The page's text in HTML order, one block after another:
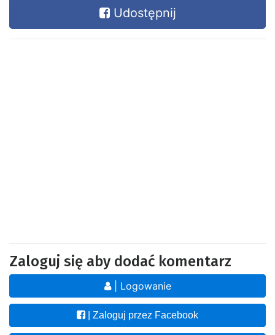
Udostępnij
Zaloguj się aby dodać komentarz
| Logowanie
| Zaloguj przez Facebook